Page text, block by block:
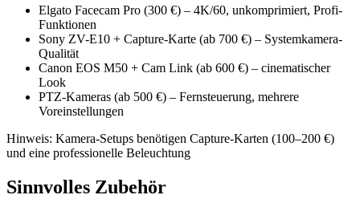
Elgato Facecam Pro (300 €) – 4K/60, unkomprimiert, Profi-
Funktionen
Sony ZV-E10 + Capture-Karte (ab 700 €) – Systemkamera-
Qualität
Canon EOS M50 + Cam Link (ab 600 €) – cinematischer
Look
PTZ-Kameras (ab 500 €) – Fernsteuerung, mehrere
Voreinstellungen
Hinweis: Kamera-Setups benötigen Capture-Karten (100–200 €)
und eine professionelle Beleuchtung
Sinnvolles Zubehör